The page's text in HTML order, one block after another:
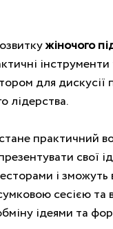
жіночого
інструменти
для
лідерства.
практичний
свої
і
сесією та
ідеями та